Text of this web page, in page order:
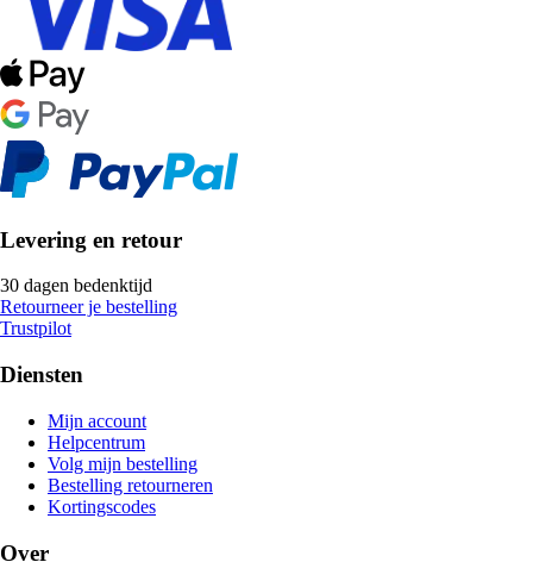
Levering en retour
30 dagen bedenktijd
Retourneer je bestelling
Trustpilot
Diensten
Mijn account
Helpcentrum
Volg mijn bestelling
Bestelling retourneren
Kortingscodes
Over